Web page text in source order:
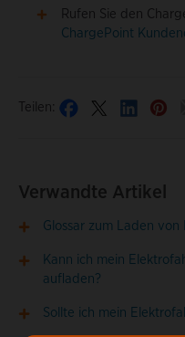
Rufen Sie den
ChargePoint
Teilen:
Verwandte Artikel
Glossar zum Laden von
Kann ich mein
aufladen?
Sollte ich mein